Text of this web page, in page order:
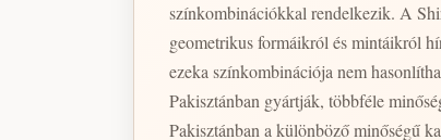
színkombinációkkal rendelkezik. A
geometrikus formáikról és mintáikról híresek, mely
ezeka színkombinációja nem
Pakisztánban gyártják, többféle
Pakisztánban a különböző minőségű